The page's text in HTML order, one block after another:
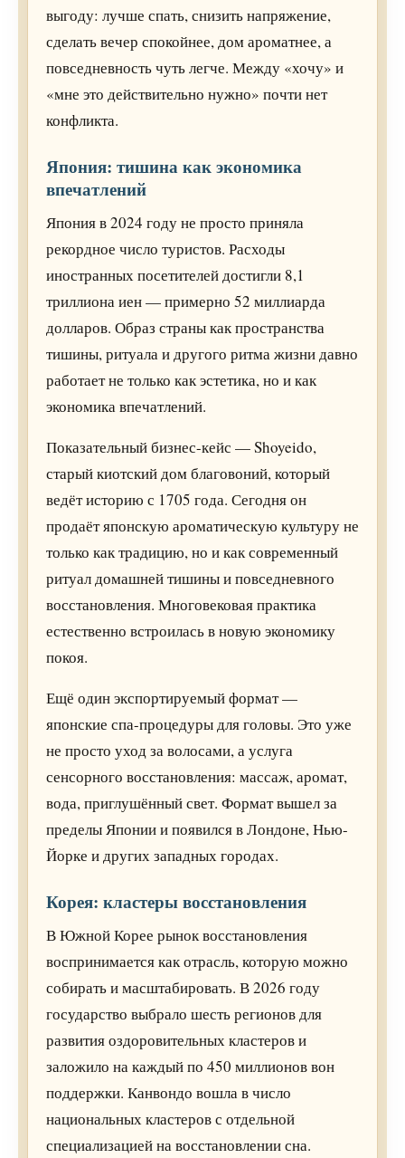
выгоду: лучше спать, снизить напряжение,
сделать вечер спокойнее, дом ароматнее, а
повседневность чуть легче. Между «хочу» и
«мне это действительно нужно» почти нет
конфликта.
Япония: тишина как экономика
впечатлений
Япония в 2024 году не просто приняла
рекордное число туристов. Расходы
иностранных посетителей достигли 8,1
триллиона иен — примерно 52 миллиарда
долларов. Образ страны как пространства
тишины, ритуала и другого ритма жизни давно
работает не только как эстетика, но и как
экономика впечатлений.
Показательный бизнес-кейс — Shoyeido,
старый киотский дом благовоний, который
ведёт историю с 1705 года. Сегодня он
продаёт японскую ароматическую культуру не
только как традицию, но и как современный
ритуал домашней тишины и повседневного
восстановления. Многовековая практика
естественно встроилась в новую экономику
покоя.
Ещё один экспортируемый формат —
японские спа-процедуры для головы. Это уже
не просто уход за волосами, а услуга
сенсорного восстановления: массаж, аромат,
вода, приглушённый свет. Формат вышел за
пределы Японии и появился в Лондоне, Нью-
Йорке и других западных городах.
Корея: кластеры восстановления
В Южной Корее рынок восстановления
воспринимается как отрасль, которую можно
собирать и масштабировать. В 2026 году
государство выбрало шесть регионов для
развития оздоровительных кластеров и
заложило на каждый по 450 миллионов вон
поддержки. Канвондо вошла в число
национальных кластеров с отдельной
специализацией на восстановлении сна.